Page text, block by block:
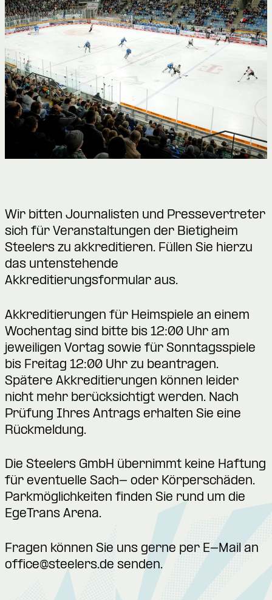
Wir bitten Journalisten und Pressevertreter
sich für Veranstaltungen der Bietigheim
Steelers zu akkreditieren. Füllen Sie hierzu
das untenstehende
Akkreditierungsformular aus.
Akkreditierungen für Heimspiele an einem
Wochentag sind bitte bis 12:00 Uhr am
jeweiligen Vortag sowie für Sonntagsspiele
bis Freitag 12:00 Uhr zu beantragen.
Spätere Akkreditierungen können leider
nicht mehr berücksichtigt werden. Nach
Prüfung Ihres Antrags erhalten Sie eine
Rückmeldung.
Die Steelers GmbH übernimmt keine Haftung
für eventuelle Sach- oder Körperschäden.
Parkmöglichkeiten finden Sie rund um die
EgeTrans Arena.
Fragen können Sie uns gerne per E-Mail an
office@steelers.de senden.